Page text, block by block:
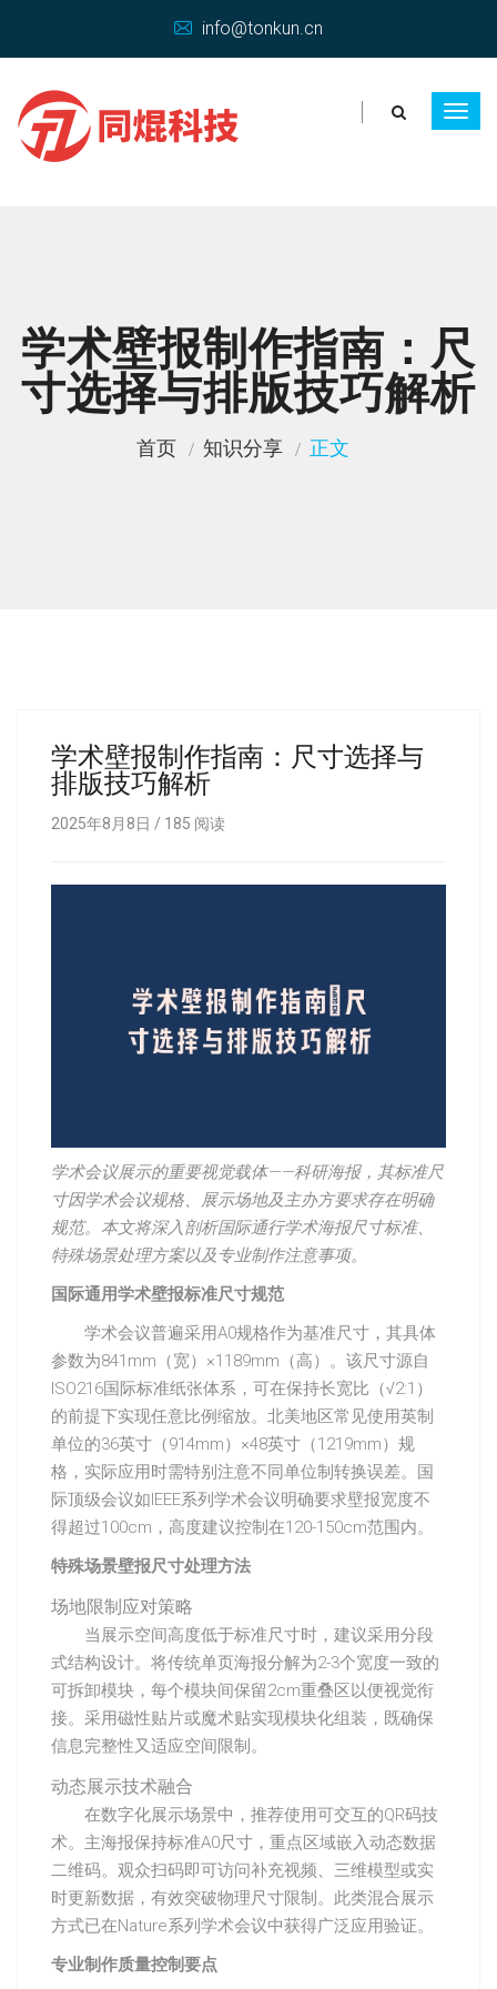
info@tonkun.cn
学术壁报制作指南：尺
寸选择与排版技巧解析
首页 知识分享 正文
学术壁报制作指南：尺寸选择与
排版技巧解析
2025年8月8日 / 185 阅读
学术会议展示的重要视觉载体——科研海报，其标准尺
寸因学术会议规格、展示场地及主办方要求存在明确
规范。本文将深入剖析国际通行学术海报尺寸标准、
特殊场景处理方案以及专业制作注意事项。
国际通用学术壁报标准尺寸规范
学术会议普遍采用A0规格作为基准尺寸，其具体
参数为841mm（宽）×1189mm（高）。该尺寸源自
ISO216国际标准纸张体系，可在保持长宽比（√2:1）
的前提下实现任意比例缩放。北美地区常见使用英制
单位的36英寸（914mm）×48英寸（1219mm）规
格，实际应用时需特别注意不同单位制转换误差。国
际顶级会议如IEEE系列学术会议明确要求壁报宽度不
得超过100cm，高度建议控制在120-150cm范围内。
特殊场景壁报尺寸处理方法
场地限制应对策略
当展示空间高度低于标准尺寸时，建议采用分段
式结构设计。将传统单页海报分解为2-3个宽度一致的
可拆卸模块，每个模块间保留2cm重叠区以便视觉衔
接。采用磁性贴片或魔术贴实现模块化组装，既确保
信息完整性又适应空间限制。
动态展示技术融合
在数字化展示场景中，推荐使用可交互的QR码技
术。主海报保持标准A0尺寸，重点区域嵌入动态数据
二维码。观众扫码即可访问补充视频、三维模型或实
时更新数据，有效突破物理尺寸限制。此类混合展示
方式已在Nature系列学术会议中获得广泛应用验证。
专业制作质量控制要点